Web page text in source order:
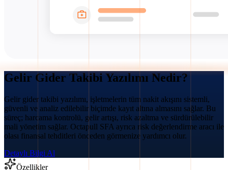
Gelir Gider Takibi Yazılımı Nedir?
Gelir gider takibi yazılımı, işletmelerin tüm nakit akışını sistemli,
güvenli ve analiz edilebilir biçimde kayıt altına almasını sağlar. Bu
süreç; harcama kontrolü, gelir artışı, risk azaltma ve sürdürülebilir
mali yönetim sağlar. Octapull SFA ayrıca risk değerlendirme aracı ile
olası finansal tehditleri önceden görmenize yardımcı olur.
Detaylı Bilgi Al
Özellikler